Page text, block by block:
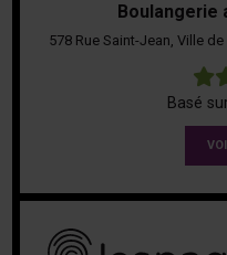
Boulangerie
578 Rue Saint-Jean, Ville
Basé